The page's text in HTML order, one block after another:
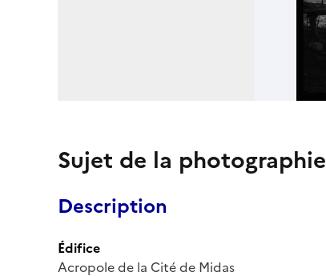
Sujet de la photographie
Description
Édifice
Acropole de la Cité de Midas